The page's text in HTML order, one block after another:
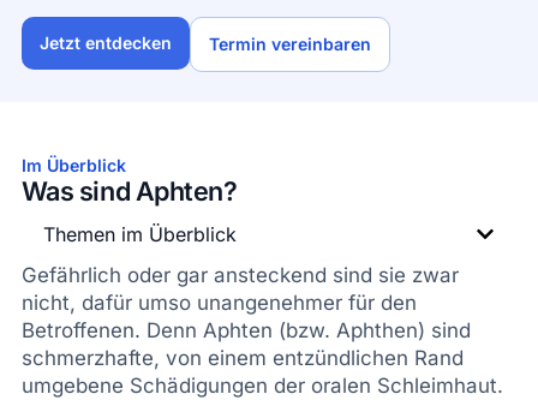
Jetzt entdecken Termin vereinbaren
Im Überblick
Was sind Aphten?
Themen im Überblick
Gefährlich oder gar ansteckend sind sie zwar
nicht, dafür umso unangenehmer für den
Betroffenen. Denn Aphten (bzw. Aphthen) sind
schmerzhafte, von einem entzündlichen Rand
umgebene Schädigungen der oralen Schleimhaut.